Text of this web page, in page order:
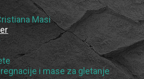
Masi
i mase za gletanje